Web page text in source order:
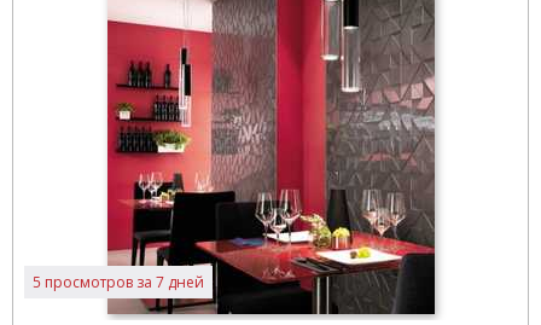
5 просмотров за 7 дней